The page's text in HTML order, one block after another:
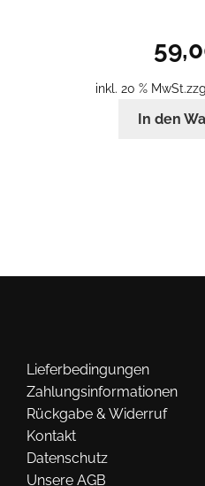
inkl. 20 % MwSt.
In den
Lieferbedingungen
Zahlungsinformationen
Rückgabe & Widerruf
Kontakt
Datenschutz
Unsere AGB